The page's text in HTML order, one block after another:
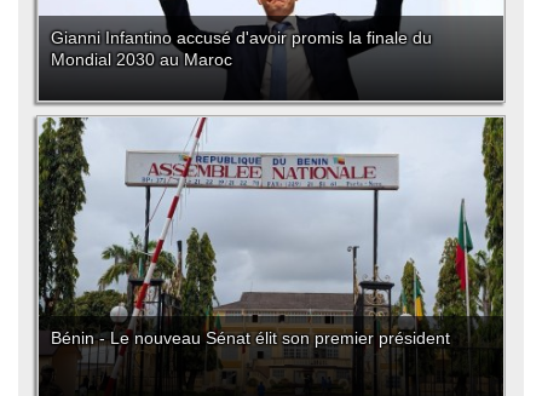
Gianni Infantino accusé d'avoir promis la finale du
Mondial 2030 au Maroc
Bénin - Le nouveau Sénat élit son premier président